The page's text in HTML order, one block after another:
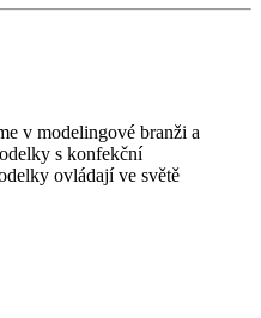
v modelingové branži a
s konfekční
ovládají ve světě